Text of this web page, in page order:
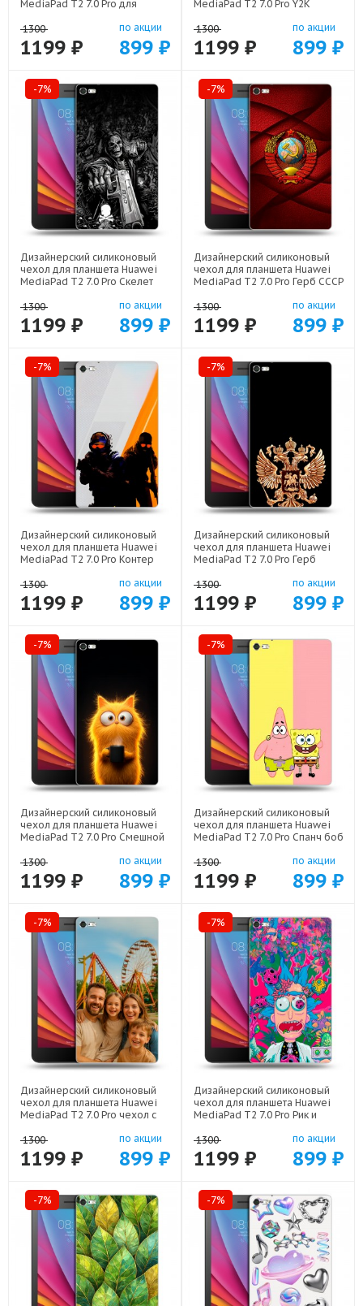
MediaPad T2 7.0 Pro для
1300
1199 ₽
по акции
899 ₽
MediaPad T2 7.0 Pro Y2K
1300
1199 ₽
по акции
899 ₽
-7%
Дизайнерский силиконовый
чехол для планшета Huawei
MediaPad T2 7.0 Pro Скелет
1300
1199 ₽
по акции
899 ₽
-7%
Дизайнерский силиконовый
чехол для планшета Huawei
MediaPad T2 7.0 Pro Герб СССР
1300
1199 ₽
по акции
899 ₽
-7%
Дизайнерский силиконовый
чехол для планшета Huawei
MediaPad T2 7.0 Pro Контер
22285
1300
1199 ₽
по акции
899 ₽
-7%
Дизайнерский силиконовый
чехол для планшета Huawei
MediaPad T2 7.0 Pro Герб
1300
1199 ₽
по акции
899 ₽
-7%
Дизайнерский силиконовый
чехол для планшета Huawei
MediaPad T2 7.0 Pro Смешной
1300
1199 ₽
по акции
899 ₽
-7%
Дизайнерский силиконовый
чехол для планшета Huawei
MediaPad T2 7.0 Pro Спанч боб
1300
1199 ₽
по акции
899 ₽
-7%
Дизайнерский силиконовый
чехол для планшета Huawei
MediaPad T2 7.0 Pro чехол с
1300
1199 ₽
по акции
899 ₽
-7%
Дизайнерский силиконовый
чехол для планшета Huawei
MediaPad T2 7.0 Pro Рик и
1300
1199 ₽
по акции
899 ₽
-7% -7%